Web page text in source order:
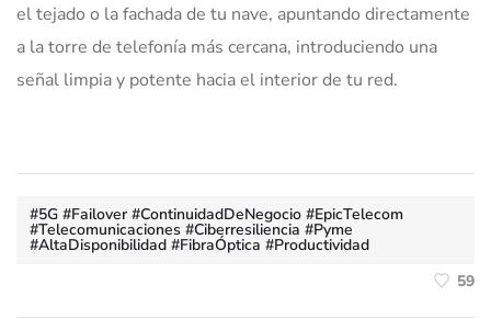
el tejado o la fachada de tu nave, apuntando directamente
a la torre de telefonía más cercana, introduciendo una
señal limpia y potente hacia el interior de tu red.
#5G #Failover #ContinuidadDeNegocio #EpicTelecom
#Telecomunicaciones #Ciberresiliencia #Pyme
#AltaDisponibilidad #FibraÓptica #Productividad
59